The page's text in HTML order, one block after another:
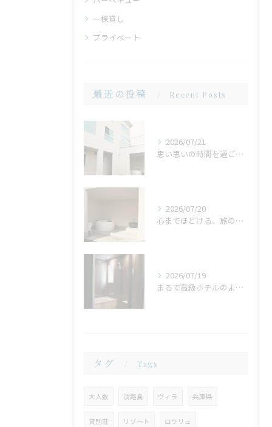
一棟貸し
プライベート
最近の投稿 Recent Posts
2026/07/21
思い思いの時間を過ごせる場所。広い庭だからこそ生まれる、心地よいひととき
2026/07/20
心までほどける、旅の締めくくり。広々ジャグジーで味わう、ゆったりとしたリラックスタイム
2026/07/19
まるで高級ホテルのような非日常。ガラス張りのバスルームで味わう贅沢なひととき
タグ Tags
大人数 淡路島 ヴィラ 兵庫県
貸別荘 リゾート ロウリュ